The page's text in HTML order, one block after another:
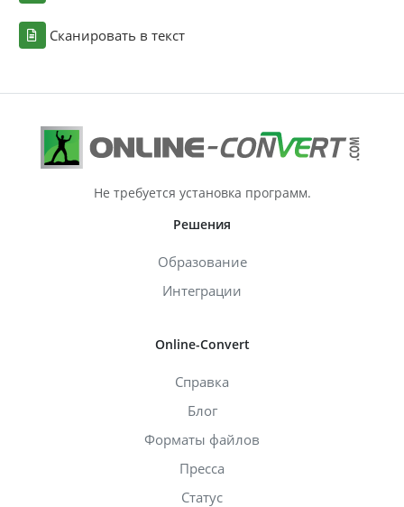
Сканировать в текст
Не требуется установка программ.
Решения
Образование
Интеграции
Online-Convert
Справка
Блог
Форматы файлов
Пресса
Статус